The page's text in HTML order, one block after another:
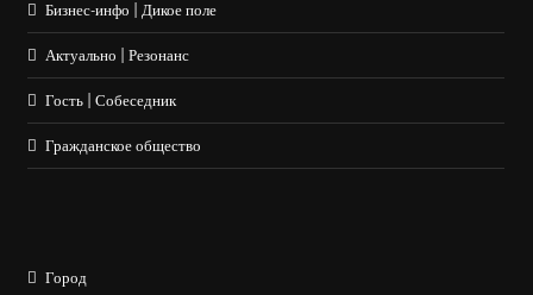
Бизнес-инфо | Дикое поле
Актуально | Резонанс
Гость | Собеседник
Гражданское общество
Город